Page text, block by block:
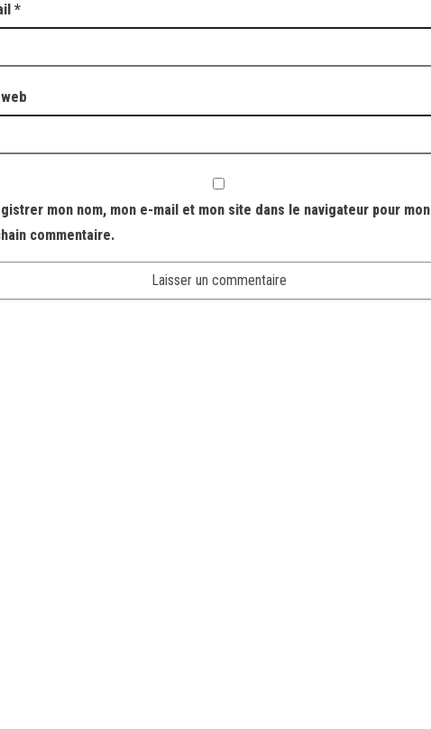
*
mon nom, mon e-mail et mon site dans le navigateur pour mon
commentaire.